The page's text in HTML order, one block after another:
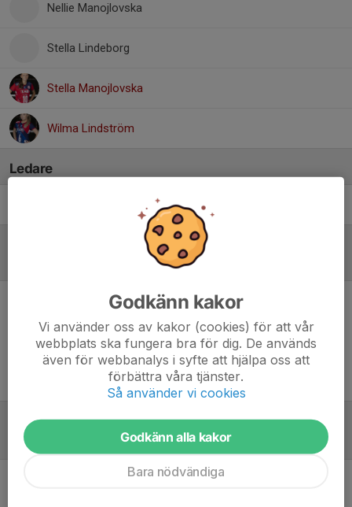
Nellie Manojlovska
Stella Lindeborg
Stella Manojlovska
Wilma Lindström
Ledare
Tränare
Tabell
Godkänn kakor
Vi använder oss av kakor (cookies) för att vår
webbplats ska fungera bra för dig. De används
även för webbanalys i syfte att hjälpa oss att
förbättra våra tjänster.
Så använder vi cookies
Godkänn alla kakor
Bara nödvändiga